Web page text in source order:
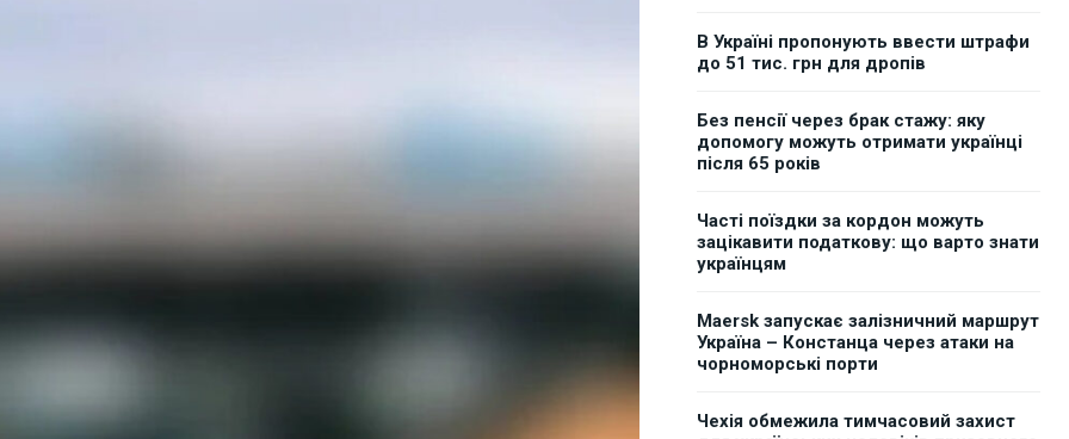
В Україні пропонують ввести штрафи
до 51 тис. грн для дропів
Без пенсії через брак стажу: яку
допомогу можуть отримати українці
після 65 років
Часті поїздки за кордон можуть
зацікавити податкову: що варто знати
українцям
Maersk запускає залізничний маршрут
Україна – Констанца через атаки на
чорноморські порти
Чехія обмежила тимчасовий захист